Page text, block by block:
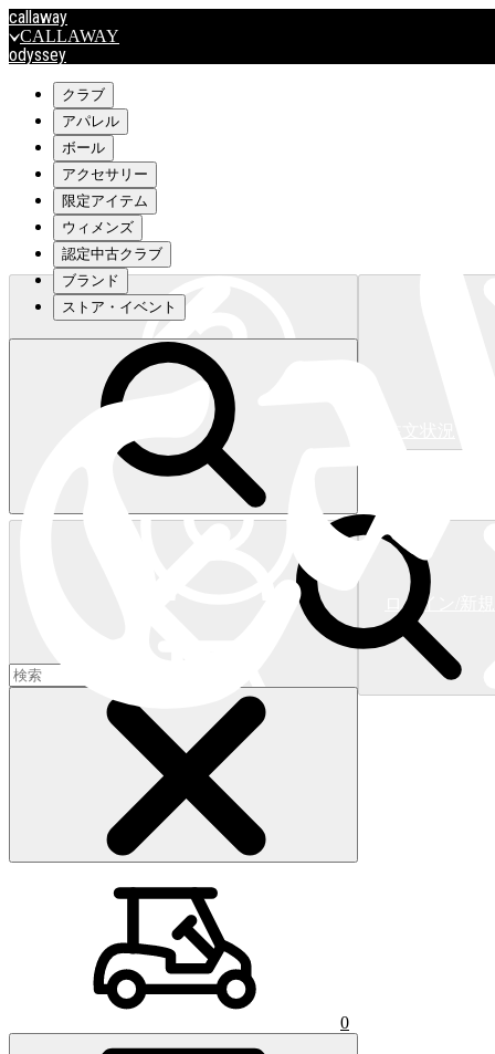
callaway
CALLAWAY
odyssey
travismathew
outlet
OUTLET
キャロウェイアパレルはこちら>>>
キャロウェイアパレルはこちら>>>
ログイン/新
ショッピングカート 0)
クラブ
アパレル
ボール
アクセサリー
限定アイテム
ウィメンズ
認定中古クラブ
ブランド
ストア・イベント
0